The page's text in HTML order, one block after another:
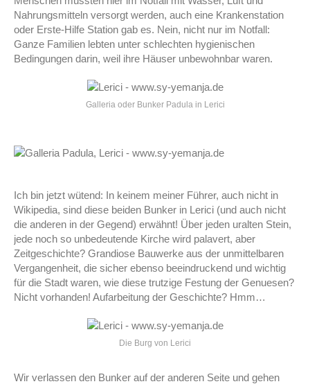
Nahrungsmitteln versorgt werden, auch eine Krankenstation
oder Erste-Hilfe Station gab es. Nein, nicht nur im Notfall:
Ganze Familien lebten unter schlechten hygienischen
Bedingungen darin, weil ihre Häuser unbewohnbar waren.
Galleria oder Bunker Padula in Lerici
Ich bin jetzt wütend: In keinem meiner Führer, auch nicht in
Wikipedia, sind diese beiden Bunker in Lerici (und auch nicht
die anderen in der Gegend) erwähnt! Über jeden uralten Stein,
jede noch so unbedeutende Kirche wird palavert, aber
Zeitgeschichte? Grandiose Bauwerke aus der unmittelbaren
Vergangenheit, die sicher ebenso beeindruckend und wichtig
für die Stadt waren, wie diese trutzige Festung der Genuesen?
Nicht vorhanden! Aufarbeitung der Geschichte? Hmm…
Die Burg von Lerici
Wir verlassen den Bunker auf der anderen Seite und gehen